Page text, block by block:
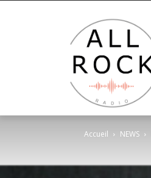
Accueil NEWS